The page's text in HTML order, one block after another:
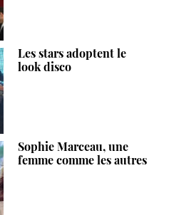
Les stars adoptent le
look disco
Sophie Marceau, une
femme comme les autres